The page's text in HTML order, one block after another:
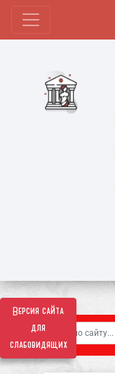
Версия сайта
для
слабовидящих